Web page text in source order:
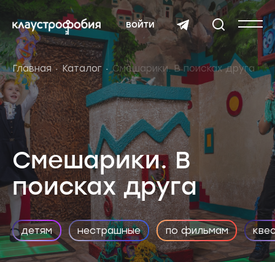
войти
Главная Каталог Смешарики. В поисках друга
Смешарики. В
поисках друга
детям нестрашные по фильмам